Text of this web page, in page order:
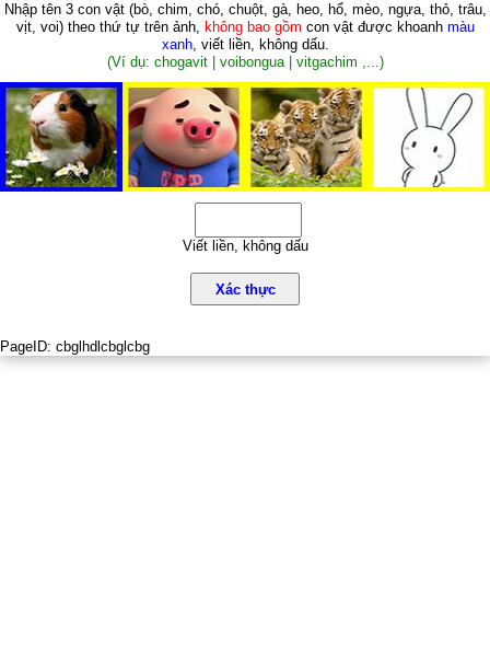
Nhập tên 3 con vật (bò, chim, chó, chuột, gà, heo, hổ, mèo, ngựa, thỏ, trâu,
vịt, voi)theo thứ tự trên ảnh, không bao gồm con vật được khoanh màu
xanh, viết liền, không dấu.
(Ví dụ: chogavit | voibongua | vitgachim ,...)
Viết liền, không dấu
Xác thực
PageID: cbglhdlcbglcbg